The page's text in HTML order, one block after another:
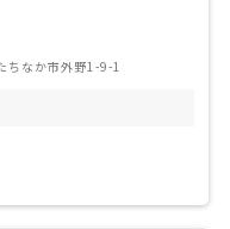
ちなか市外野1-9-1